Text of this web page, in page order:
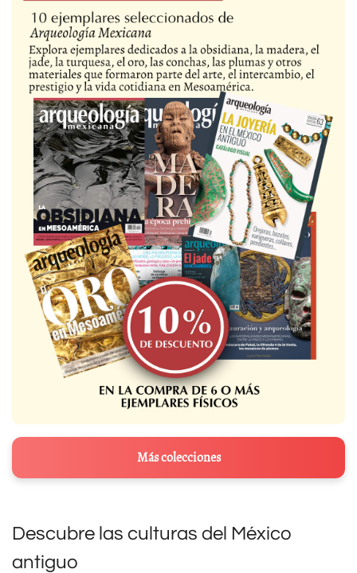
Más colecciones
Descubre las culturas del México
antiguo